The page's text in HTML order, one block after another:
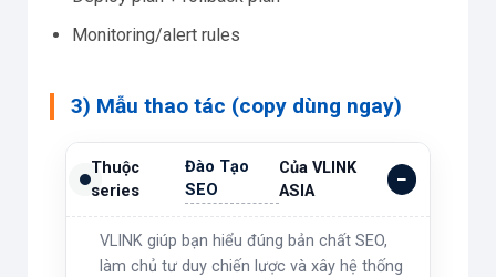
Monitoring/alert rules
3) Mẫu thao tác (copy dùng ngay)
Thuộc
series
Đào Tạo
SEO
Của VLINK
ASIA
VLINK giúp bạn hiểu đúng bản chất SEO,
làm chủ tư duy chiến lược và xây hệ thống